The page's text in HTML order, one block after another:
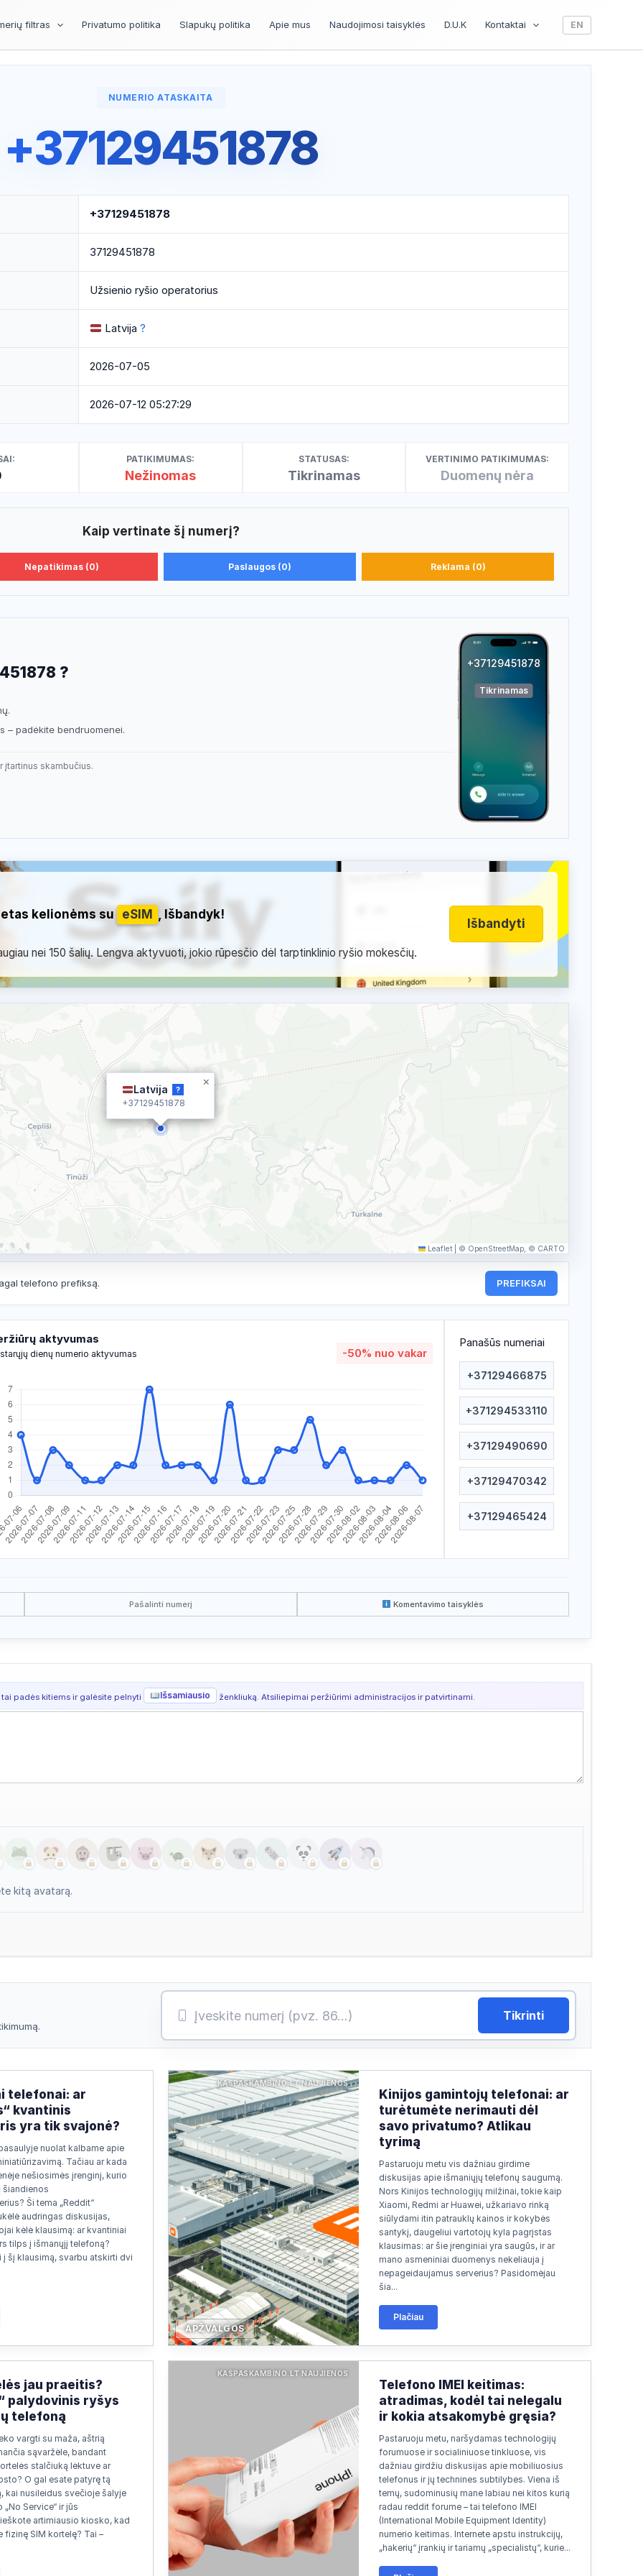
filtras Privatumo politika Slapukų politika Apie mus Naudojimosi taisyklės D.U.K Kontaktai EN
NUMERIO ATASKAITA
+37129451878
+37129451878
37129451878
Užsienio ryšio operatorius
Latvija?
2026-07-05
2026-07-12 05:27:29
PATIKIMUMAS:
Nežinomas
STATUSAS:
Tikrinamas
VERTINIMO PATIKIMUMAS:
Duomenų nėra
Kaip vertinate šį numerį?
Nepatikimas (0) Paslaugos (0) Reklama (0)
?
– padėkite bendruomenei.
įtartinus skambučius.
+37129451878
Tikrinamas
kelionėms su eSIM , Išbandyk!
nei 150 šalių. Lengva aktyvuoti, jokio rūpesčio dėl tarptinklinio ryšio mokesčių.
Išbandyti
Latvija ?
+37129451878
×
Leaflet © OpenStreetMap, © CARTO
telefono prefiksą. PREFIKSAI
aktyvumas
dienų numerio aktyvumas -50% nuo vakar
Panašūs numeriai
+37129466875
+371294533110
+37129490690
+37129470342
+37129465424
Pašalinti numerį Komentavimo taisyklės
padės kitiems ir galėsite pelnyti Išsamiausio ženkliuką. Atsiliepimai peržiūrimi administracijos ir patvirtinami.
kitą avatarą.
Tikrinti
telefonai: ar
kvantinis
yra tik svajonė?
nuolat kalbame apie
Tačiau ar kada
nešiosimės įrenginį, kurio
šiandienos
Ši tema „Reddit“
audringas diskusijas,
kėlė klausimą: ar kvantiniai
tilps į išmanųjį telefoną?
į šį klausimą, svarbu atskirti dvi
KASPASKAMBINO.LT NAUJIENOS
APŽVALGOS
Kinijos gamintojų telefonai: ar
turėtumėte nerimauti dėl
savo privatumo? Atlikau
tyrimą
Pastaruoju metu vis dažniau girdime
diskusijas apie išmaniųjų telefonų saugumą.
Nors Kinijos technologijų milžinai, tokie kaip
Xiaomi, Redmi ar Huawei, užkariavo rinką
siūlydami itin patrauklų kainos ir kokybės
santykį, daugeliui vartotojų kyla pagrįstas
klausimas: ar šie įrenginiai yra saugūs, ir ar
mano asmeniniai duomenys nekeliauja į
nepageidaujamus serverius? Pasidomėjau
šia...
Plačiau
jau praeitis?
palydovinis ryšys
telefoną
vargti su maža, aštrią
sąvaržėle, bandant
stalčiuką lėktuve ar
O gal esate patyrę tą
kai nusileidus svečioje šalyje
Service“ ir jūs
artimiausio kiosko, kad
fizinę SIM kortelę? Tai –
KASPASKAMBINO.LT NAUJIENOS
Telefono IMEI keitimas:
atradimas, kodėl tai nelegalu
ir kokia atsakomybė gręsia?
Pastaruoju metu, naršydamas technologijų
forumuose ir socialiniuose tinkluose, vis
dažniau girdžiu diskusijas apie mobiliuosius
telefonus ir jų technines subtilybes. Viena iš
temų, sudominusių mane labiau nei kitos kurią
radau reddit forume – tai telefono IMEI
(International Mobile Equipment Identity)
numerio keitimas. Internete apstu instrukcijų,
„hakerių“ įrankių ir tariamų „specialistų“, kurie...